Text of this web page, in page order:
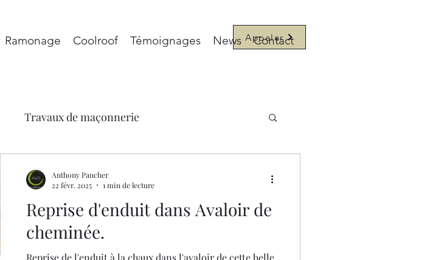
Appeler
Ramonage Coolroof Témoignages News Contact
Travaux de maçonnerie
Reprise d'enduit dans Avaloir de
cheminée.
Reprise de l'enduit à la chaux dans l'avaloir de cette belle
Anthony Pancher
22 févr. 2025
1 min de lecture